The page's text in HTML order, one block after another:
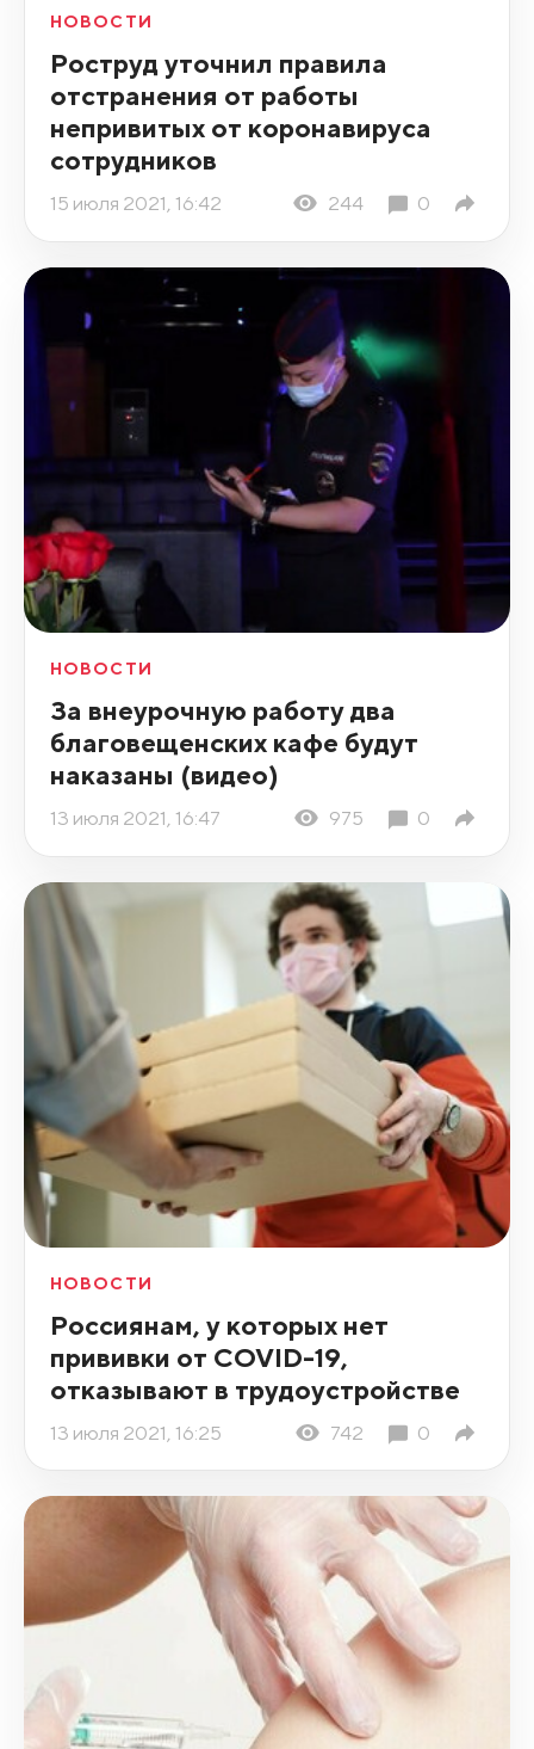
НОВОСТИ
Роструд уточнил правила
отстранения от работы
непривитых от коронавируса
сотрудников
15 июля 2021, 16:42 244 0
НОВОСТИ
За внеурочную работу два
благовещенских кафе будут
наказаны (видео)
13 июля 2021, 16:47 975 0
НОВОСТИ
Россиянам, у которых нет
прививки от COVID-19,
отказывают в трудоустройстве
13 июля 2021, 16:25 742 0